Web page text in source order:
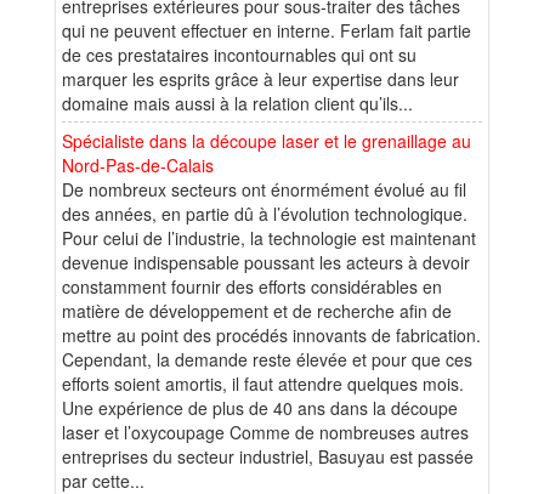
entreprises extérieures pour sous-traiter des tâches
qui ne peuvent effectuer en interne. Ferlam fait partie
de ces prestataires incontournables qui ont su
marquer les esprits grâce à leur expertise dans leur
domaine mais aussi à la relation client qu’ils...
Spécialiste dans la découpe laser et le grenaillage au
Nord-Pas-de-Calais
De nombreux secteurs ont énormément évolué au fil
des années, en partie dû à l’évolution technologique.
Pour celui de l’industrie, la technologie est maintenant
devenue indispensable poussant les acteurs à devoir
constamment fournir des efforts considérables en
matière de développement et de recherche afin de
mettre au point des procédés innovants de fabrication.
Cependant, la demande reste élevée et pour que ces
efforts soient amortis, il faut attendre quelques mois.
Une expérience de plus de 40 ans dans la découpe
laser et l’oxycoupage Comme de nombreuses autres
entreprises du secteur industriel, Basuyau est passée
par cette...